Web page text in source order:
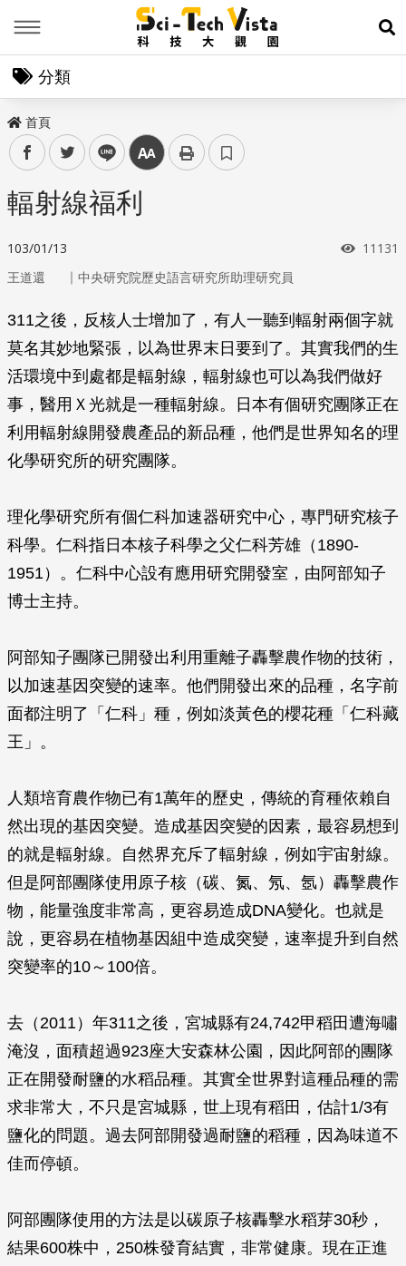
展
分類
首頁
facebooktwitter line 中
輻射線福利
103/01/13 瀏覽次
11131
王道還 ｜ 中央研究院歷史語言研究所助理研究員
311之後，反核人士增加了，有人一聽到輻射兩個字就
莫名其妙地緊張，以為世界末日要到了。其實我們的生
活環境中到處都是輻射線，輻射線也可以為我們做好
事，醫用Ｘ光就是一種輻射線。日本有個研究團隊正在
利用輻射線開發農產品的新品種，他們是世界知名的理
化學研究所的研究團隊。
理化學研究所有個仁科加速器研究中心，專門研究核子
科學。仁科指日本核子科學之父仁科芳雄（1890-
1951）。仁科中心設有應用研究開發室，由阿部知子
博士主持。
阿部知子團隊已開發出利用重離子轟擊農作物的技術，
以加速基因突變的速率。他們開發出來的品種，名字前
面都注明了「仁科」種，例如淡黃色的櫻花種「仁科藏
王」。
人類培育農作物已有1萬年的歷史，傳統的育種依賴自
然出現的基因突變。造成基因突變的因素，最容易想到
的就是輻射線。自然界充斥了輻射線，例如宇宙射線。
但是阿部團隊使用原子核（碳、氮、氖、氬）轟擊農作
物，能量強度非常高，更容易造成DNA變化。也就是
說，更容易在植物基因組中造成突變，速率提升到自然
突變率的10～100倍。
去（2011）年311之後，宮城縣有24,742甲稻田遭海嘯
淹沒，面積超過923座大安森林公園，因此阿部的團隊
正在開發耐鹽的水稻品種。其實全世界對這種品種的需
求非常大，不只是宮城縣，世上現有稻田，估計1/3有
鹽化的問題。過去阿部開發過耐鹽的稻種，因為味道不
佳而停頓。
阿部團隊使用的方法是以碳原子核轟擊水稻芽30秒，
結果600株中，250株發育結實，非常健康。現在正進